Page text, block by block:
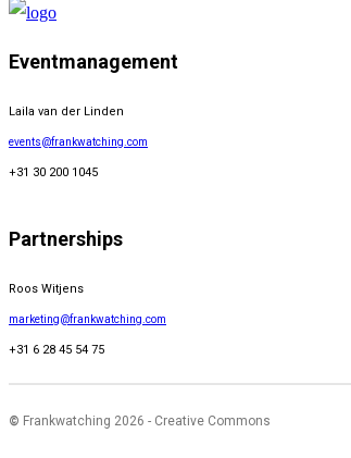
Eventmanagement
Laila van der Linden
events@frankwatching.com
+31 30 200 1045
Partnerships
Roos Witjens
marketing@frankwatching.com
+31 6 28 45 54 75
© Frankwatching 2026 - Creative Commons